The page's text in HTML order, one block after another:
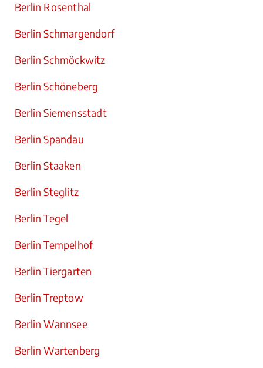
Berlin Rosenthal
Berlin Schmargendorf
Berlin Schmöckwitz
Berlin Schöneberg
Berlin Siemensstadt
Berlin Spandau
Berlin Staaken
Berlin Steglitz
Berlin Tegel
Berlin Tempelhof
Berlin Tiergarten
Berlin Treptow
Berlin Wannsee
Berlin Wartenberg